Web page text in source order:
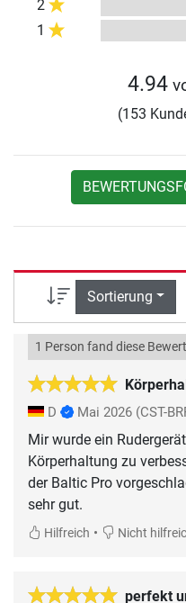
2
1
4.94
(153
Sortierung
1 Person fand diese
D Mai 2026 (CST-
Mir wurde ein
Körperhaltung zu
der Baltic Pro
sehr gut.
Hilfreich • Nicht
perfekt